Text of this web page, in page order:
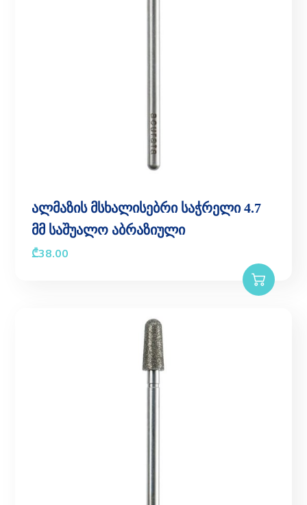
ალმაზის მსხალისებრი საჭრელი 4.7
მმ საშუალო აბრაზიული
₾38.00